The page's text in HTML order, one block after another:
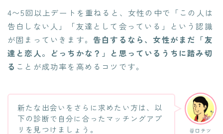
4〜5回以上デートを重ねると、女性の中で「この人は
告白しない人」「友達として会っている」という認識
が固まっていきます。 告白するなら、女性がまだ「友
達と恋人。どっちかな？」と思っているうちに踏み切
る ことが成功率を高めるコツです。
谷口テツ
新たな出会いをさらに求めたい方は、以
下の診断で自分に合ったマッチングアプ
リを見つけましょう。